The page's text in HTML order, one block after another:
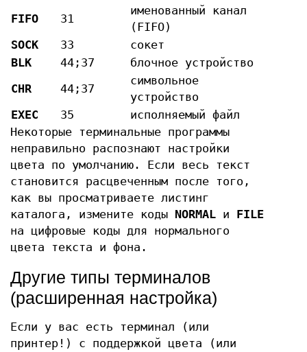
FIFO 31
именованный канал
(FIFO)
SOCK
33
сокет
BLK
44;37
блочное устройство
CHR
44;37
символьное
устройство
EXEC
35
исполняемый файл
Некоторые терминальные программы
неправильно распознают настройки
цвета по умолчанию. Если весь текст
становится расцвеченным после того,
как вы просматриваете листинг
каталога, измените коды NORMAL и FILE
на цифровые коды для нормального
цвета текста и фона.
Другие типы терминалов
(расширенная настройка)
Если у вас есть терминал (или
принтер!) с поддержкой цвета (или